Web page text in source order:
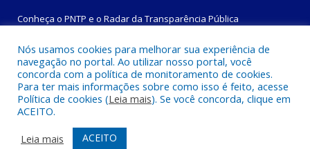
Conheça o PNTP e o Radar da Transparência Pública
Todos os direitos reservados a Prefeitura Municipal de
Magalhães Barata.
Mapa do Site
Acessar Área Administrativa
Nós usamos cookies para melhorar sua experiência de
navegação no portal. Ao utilizar nosso portal, você
concorda com a política de monitoramento de cookies.
Para ter mais informações sobre como isso é feito, acesse
Política de cookies (Leia mais). Se você concorda, clique em
ACEITO.
Leia mais
ACEITO